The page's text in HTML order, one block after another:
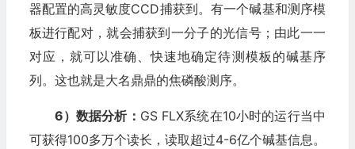
器配置的高灵敏度CCD捕获到。有一个碱基和测序模
板进行配对，就会捕获到一分子的光信号；由此一一
对应，就可以准确、快速地确定待测模板的碱基序
列。这也就是大名鼎鼎的焦磷酸测序。
6）数据分析： GS FLX系统在10小时的运行当中
可获得100多万个读长，读取超过4-6亿个碱基信息。